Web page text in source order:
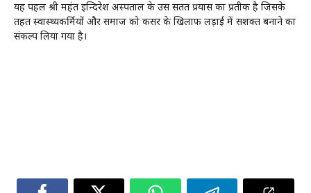
यह पहल श्री महंत इन्दिरेश अस्पताल के उस सतत प्रयास का प्रतीक है जिसके
तहत स्वास्थ्यकर्मियों और समाज को कैंसर के खिलाफ लड़ाई में सशक्त बनाने का
संकल्प लिया गया है।